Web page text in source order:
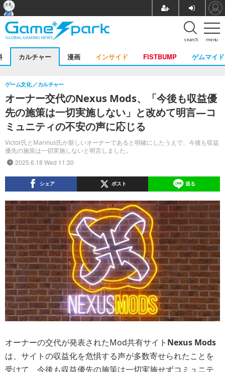
menu
search
カルチャー 漫画 インサイド FISTBUMP ゲムマイド
オーナー交代のNexus Mods、「今後も収益優
先の施策は一切実施しない」と改めて明言―コ
ミュニティの不安の声に応じる
Victor氏とMarinus氏が新しいオーナーであると明確にしたうえで、今後も収益
優先の施策は一切実施しないと明言しました。
ゲーム文化 カルチャー
2025.6.18 Wed 11:30
シェア ポスト 送る
オーナーの交代が発表されたMod共有サイト Nexus Mods
は、サイトの収益化を危惧する声が多数寄せられたことを
受けて、今後も収益優先の施策は一切実施せずコミュニテ